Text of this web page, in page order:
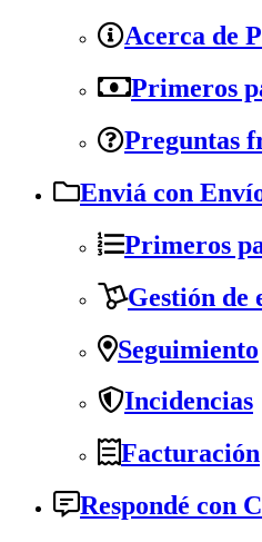
Acerca de
Primeros
Preguntas
Enviá con
Primeros
Gestión de
Seguimiento
Incidencias
Facturación
Respondé con